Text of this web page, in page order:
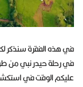
في هذه الفقرة سنذكر
في رحلة حيدر نبي من
عليكم الوقت في